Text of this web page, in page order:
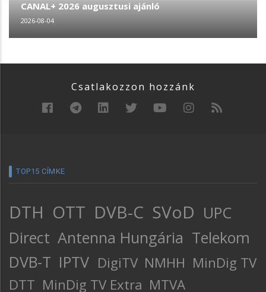
CANAL+ 2026 augusztusi ajánló
2026-08-04
Csatlakozzon hozzánk
TOP15 CÍMKE
DTH OTT DVB-C SVoD UPC
Direct Antenna Hungária Telekom
DVB-T IPTV DigiTV NMHH MinDig TV
DTT MinDig TV Extra MTVA